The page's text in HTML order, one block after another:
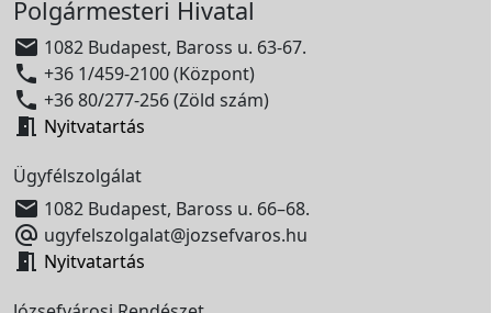
Polgármesteri Hivatal
 1082 Budapest, Baross u. 63-67.
 +36 1/459-2100 (Központ)
 +36 80/277-256 (Zöld szám)
 Nyitvatartás
Ügyfélszolgálat
 1082 Budapest, Baross u. 66–68.
 ugyfelszolgalat@jozsefvaros.hu
 Nyitvatartás